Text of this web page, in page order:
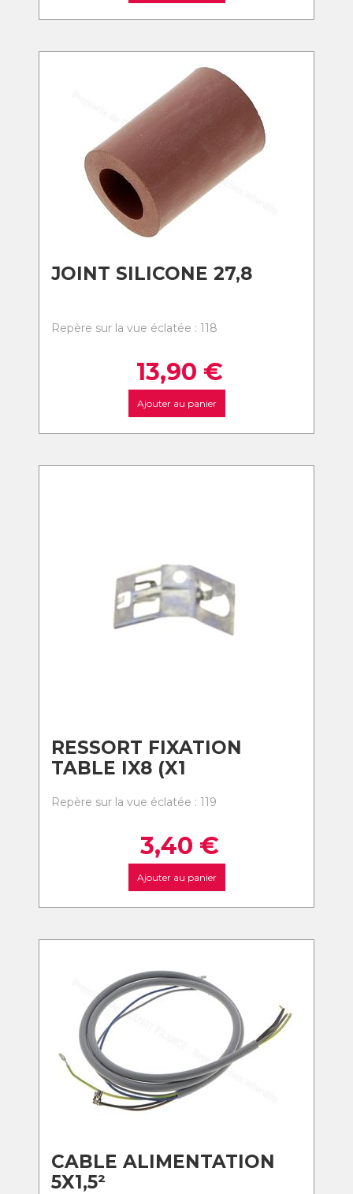
JOINT SILICONE 27,8
Repère sur la vue éclatée : 118
13,90 €
Ajouter au panier
RESSORT FIXATION
TABLE IX8 (X1
Repère sur la vue éclatée : 119
3,40 €
Ajouter au panier
CABLE ALIMENTATION
5X1,5²